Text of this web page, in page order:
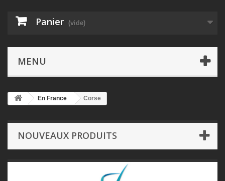
Panier (vide)
MENU
En France Corse
NOUVEAUX PRODUITS